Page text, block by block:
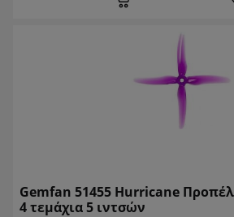
Gemfan 51455 Hurricane
4 τεμάχια 5 ιντσών